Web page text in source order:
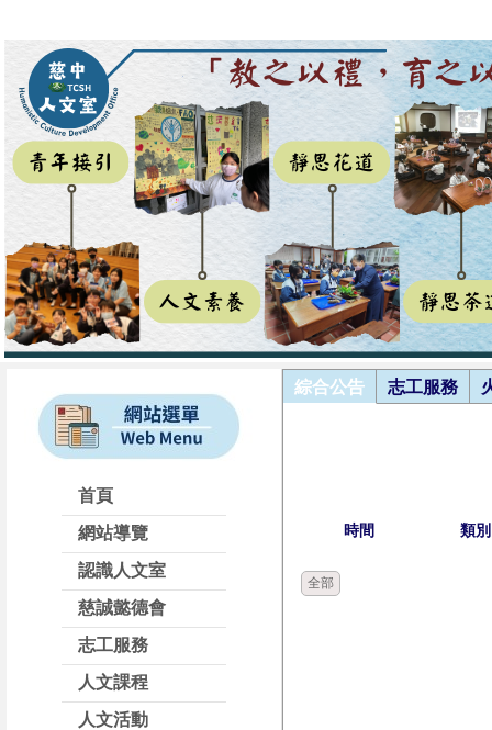
首頁
網站導覽
認識人文室
慈誠懿德會
志工服務
人文課程
人文活動
綜合公告 志工服務
時間 類別
全部